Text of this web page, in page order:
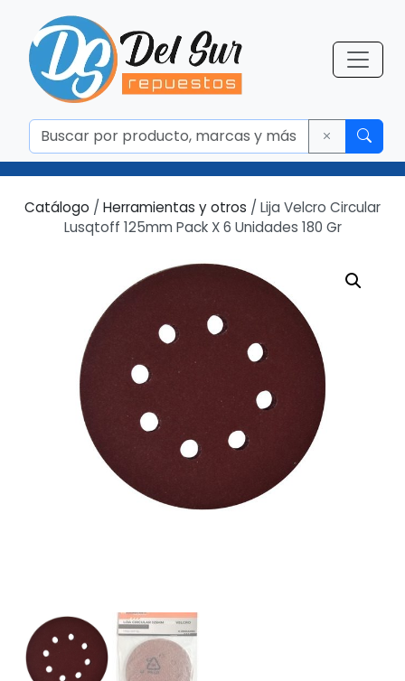
Catálogo / Herramientas y otros / Lija Velcro Circular
Lusqtoff 125mm Pack X 6 Unidades 180 Gr